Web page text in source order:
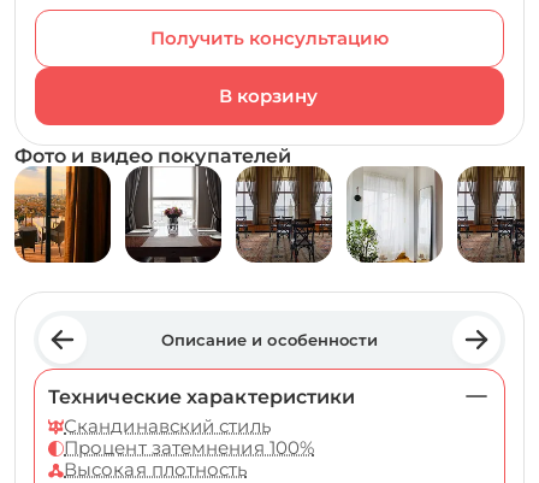
Получить консультацию
Фото и видео покупателей
Описание и особенности
Технические характеристики
Скандинавский стиль
Процент затемнения 100%
Высокая плотность